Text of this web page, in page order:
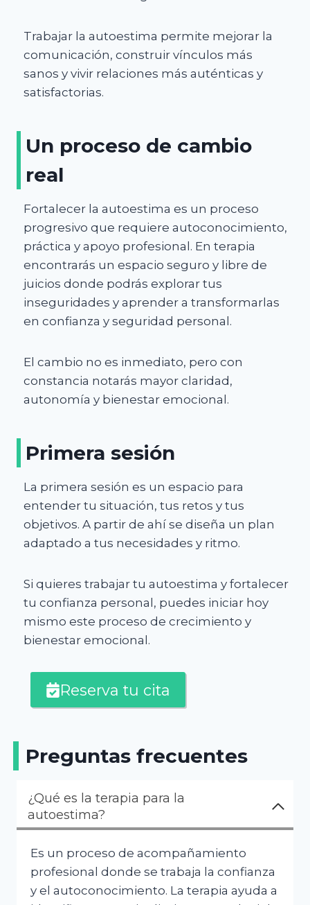
Trabajar la autoestima permite mejorar la
comunicación, construir vínculos más
sanos y vivir relaciones más auténticas y
satisfactorias.
Un proceso de cambio
real
Fortalecer la autoestima es un proceso
progresivo que requiere autoconocimiento,
práctica y apoyo profesional. En terapia
encontrarás un espacio seguro y libre de
juicios donde podrás explorar tus
inseguridades y aprender a transformarlas
en confianza y seguridad personal.
El cambio no es inmediato, pero con
constancia notarás mayor claridad,
autonomía y bienestar emocional.
Primera sesión
La primera sesión es un espacio para
entender tu situación, tus retos y tus
objetivos. A partir de ahí se diseña un plan
adaptado a tus necesidades y ritmo.
Si quieres trabajar tu autoestima y fortalecer
tu confianza personal, puedes iniciar hoy
mismo este proceso de crecimiento y
bienestar emocional.
Reserva tu cita
Preguntas frecuentes
¿Qué es la terapia para la
autoestima?
Es un proceso de acompañamiento
profesional donde se trabaja la confianza
y el autoconocimiento. La terapia ayuda a